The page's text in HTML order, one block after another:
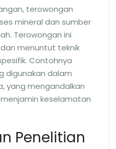
terowongan
mineral dan sumber
Terowongan ini
menuntut teknik
Contohnya
digunakan dalam
yang mengandalkan
keselamatan
Penelitian